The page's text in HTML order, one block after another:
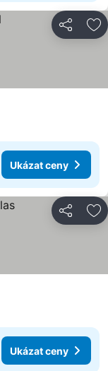
Sdílet
Ukázat ceny
Sdílet
Ukázat ceny